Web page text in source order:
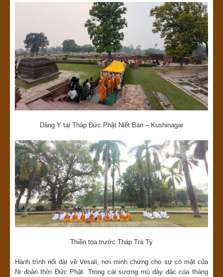
Dâng Y tại Tháp Đức Phật Niết Bàn – Kushinagar
Thiền tọa trước Tháp Trà Tỳ
Hành trình nối dài về Vesali, nơi minh chứng cho sự có mặt của
Ni đoàn thời Đức Phật. Trong cái sương mù dày đặc của tháng